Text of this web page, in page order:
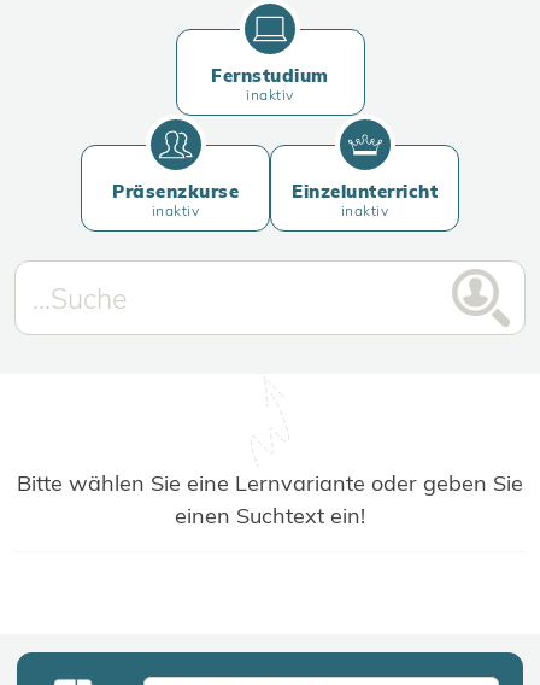
Fernstudium
inaktiv
Präsenzkurse
inaktiv
Einzelunterricht
inaktiv
Bitte wählen Sie eine Lernvariante oder geben Sie
einen Suchtext ein!